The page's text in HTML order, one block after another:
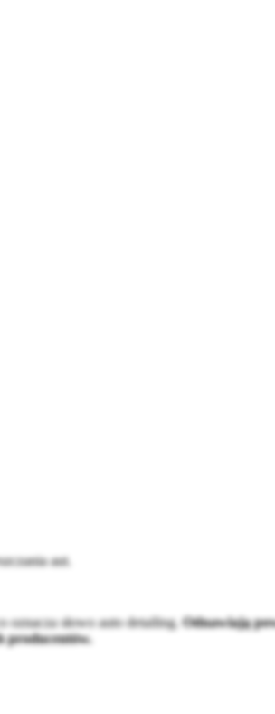
aut.
oznacza słowo auto detailing. Odnawiają
producentów.